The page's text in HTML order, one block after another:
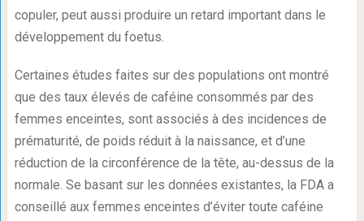
copuler, peut aussi produire un retard important dans le
développement du foetus.
Certaines études faites sur des populations ont montré
que des taux élevés de caféine consommés par des
femmes enceintes, sont associés à des incidences de
prématurité, de poids réduit à la naissance, et d’une
réduction de la circonférence de la tête, au-dessus de la
normale. Se basant sur les données existantes, la FDA a
conseillé aux femmes enceintes d’éviter toute caféine